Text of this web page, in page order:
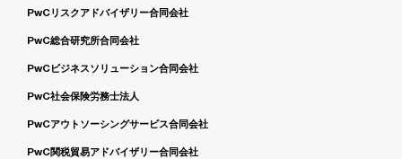
PwCリスクアドバイザリー合同会社
PwC総合研究所合同会社
PwCビジネスソリューション合同会社
PwC社会保険労務士法人
PwCアウトソーシングサービス合同会社
PwC関税貿易アドバイザリー合同会社